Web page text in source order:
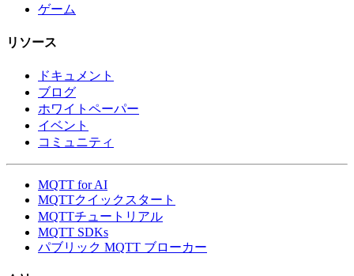
ゲーム
リソース
ドキュメント
ブログ
ホワイトペーパー
イベント
コミュニティ
MQTT for AI
MQTTクイックスタート
MQTTチュートリアル
MQTT SDKs
パブリック MQTT ブローカー